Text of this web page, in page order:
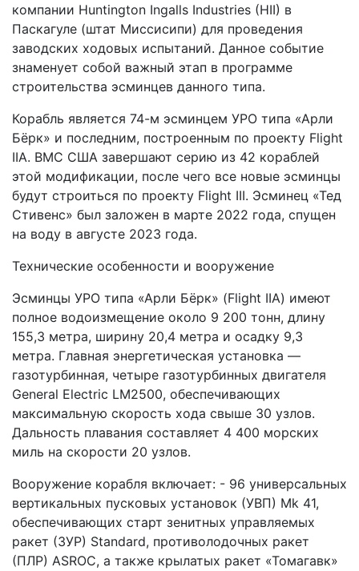
компании Huntington Ingalls Industries (HII) в
Паскагуле (штат Миссисипи) для проведения
заводских ходовых испытаний. Данное событие
знаменует собой важный этап в программе
строительства эсминцев данного типа.
Корабль является 74-м эсминцем УРО типа «Арли
Бёрк» и последним, построенным по проекту Flight
IIA. ВМС США завершают серию из 42 кораблей
этой модификации, после чего все новые эсминцы
будут строиться по проекту Flight III. Эсминец «Тед
Стивенс» был заложен в марте 2022 года, спущен
на воду в августе 2023 года.
Технические особенности и вооружение
Эсминцы УРО типа «Арли Бёрк» (Flight IIA) имеют
полное водоизмещение около 9 200 тонн, длину
155,3 метра, ширину 20,4 метра и осадку 9,3
метра. Главная энергетическая установка —
газотурбинная, четыре газотурбинных двигателя
General Electric LM2500, обеспечивающих
максимальную скорость хода свыше 30 узлов.
Дальность плавания составляет 4 400 морских
миль на скорости 20 узлов.
Вооружение корабля включает: - 96 универсальных
вертикальных пусковых установок (УВП) Mk 41,
обеспечивающих старт зенитных управляемых
ракет (ЗУР) Standard, противолодочных ракет
(ПЛР) ASROC, а также крылатых ракет «Томагавк»